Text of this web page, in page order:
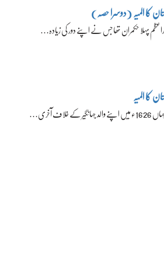
کا المیہ (دوسرا حصہ)
پہلا حکمران تھا جس نے اپنے دور کی زیادہ…
کا المیہ
کے خلاف آخری…